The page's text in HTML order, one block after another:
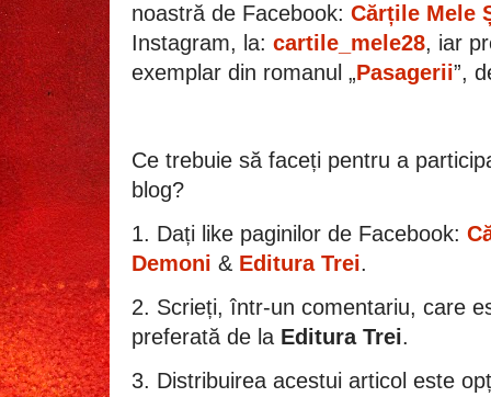
noastră de Facebook: Cărțile Mele
Instagram, la: cartile_mele28, iar
exemplar din romanul „Pasagerii”,
Ce trebuie să faceți pentru a
blog?
1. Dați like paginilor de Facebook:
Demoni & Editura Trei.
2. Scrieți, într-un comentariu, care
preferată de la Editura Trei.
3. Distribuirea acestui articol este